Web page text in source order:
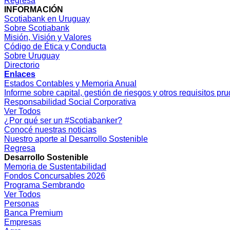
INFORMACIÓN
Scotiabank en Uruguay
Sobre Scotiabank
Misión, Visión y Valores
Código de Ética y Conducta
Sobre Uruguay
Directorio
Enlaces
Estados Contables y Memoria Anual
Informe sobre capital, gestión de riesgos y otros requisitos
Responsabilidad Social Corporativa
Ver Todos
¿Por qué ser un #Scotiabanker?
Conocé nuestras noticias
Nuestro aporte al Desarrollo Sostenible
Regresa
Desarrollo Sostenible
Memoria de Sustentabilidad
Fondos Concursables 2026
Programa Sembrando
Ver Todos
Personas
Banca Premium
Empresas